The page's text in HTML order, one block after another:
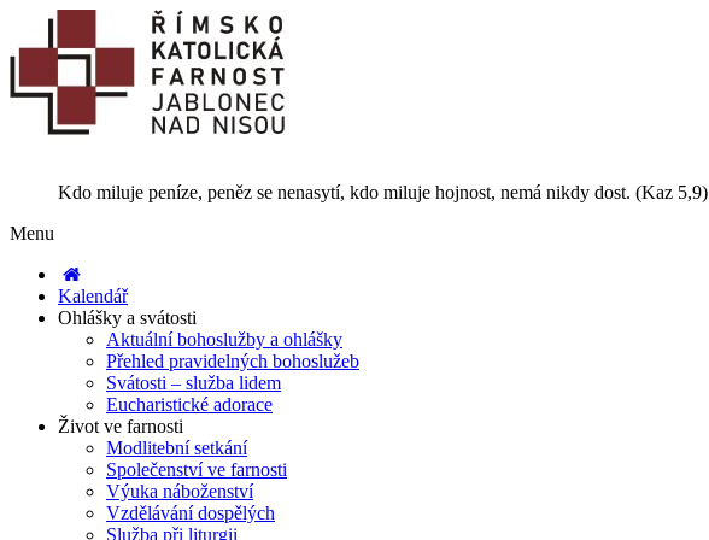
Kdo miluje peníze, peněz se nenasytí, kdo miluje hojnost, nemá nikdy dost. (Kaz 5,9)
Menu
Kalendář
Ohlášky a svátosti
Aktuální bohoslužby a ohlášky
Přehled pravidelných bohoslužeb
Svátosti – služba lidem
Eucharistické adorace
Život ve farnosti
Modlitební setkání
Společenství ve farnosti
Výuka náboženství
Vzdělávání dospělých
Služba při liturgii